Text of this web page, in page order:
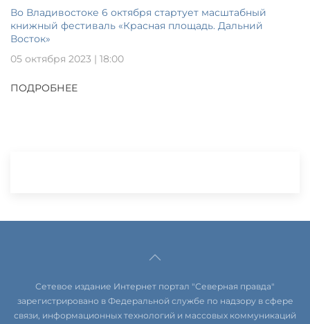
Во Владивостоке 6 октября стартует масштабный
книжный фестиваль «Красная площадь. Дальний
Восток»
05 октября 2023 | 18:00
ПОДРОБНЕЕ
Сетевое издание Интернет портал "Северная правда"
зарегистрировано в Федеральной службе по надзору в сфере
связи, информационных технологий и массовых коммуникаций